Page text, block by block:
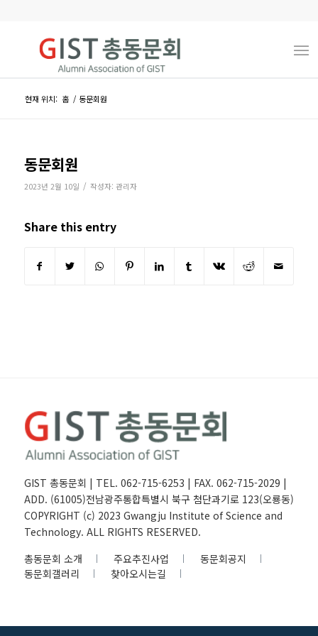
현재 위치: 홈 / 동문회원
동문회원
2023년 2월 10일 / 작성자: 관리자
Share this entry
GIST 총동문회 | TEL. 062-715-6253 | FAX. 062-715-2029 |
ADD. (61005)전남광주통합특별시 북구 첨단과기로 123(오룡동)
COPYRIGHT (c) 2023 Gwangju Institute of Science and
Technology. ALL RIGHTS RESERVED.
총동문회 소개
주요추진사업
동문회공지
동문회갤러리
찾아오시는길